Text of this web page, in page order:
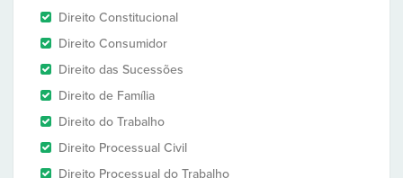
Direito Constitucional
Direito Consumidor
Direito das Sucessões
Direito de Família
Direito do Trabalho
Direito Processual Civil
Direito Processual do Trabalho